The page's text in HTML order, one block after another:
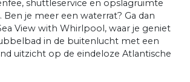
shuttleservice en opslagruimte
je meer een waterrat? Ga dan
View with Whirlpool, waar je geniet
in de buitenlucht met een
uitzicht op de eindeloze Atlantische